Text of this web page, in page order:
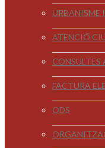
URBANISME
ATENCIÓ
CONSULTES
FACTURA
ODS